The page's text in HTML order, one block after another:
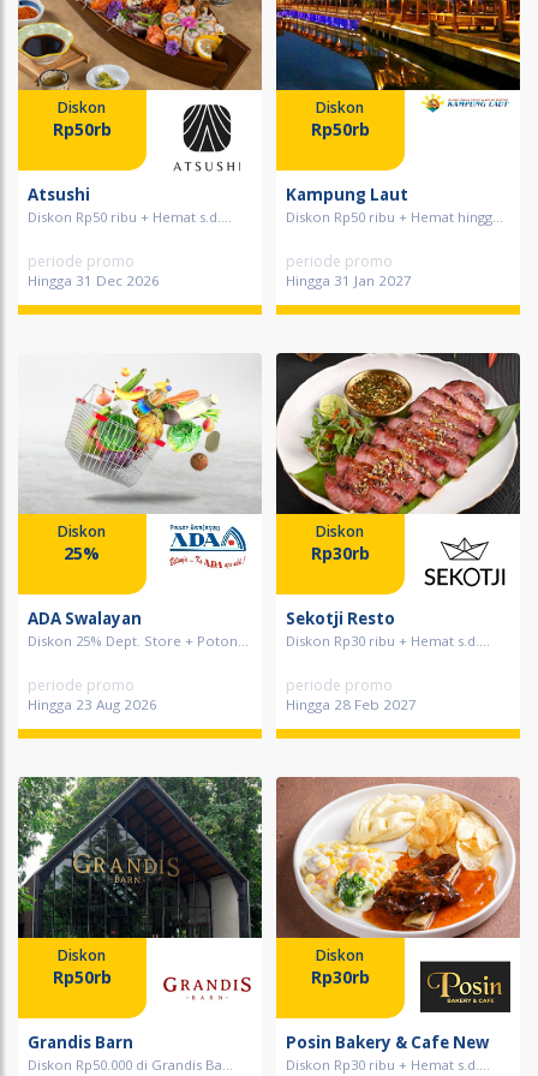
Diskon
Rp50rb
Atsushi
Diskon Rp50 ribu + Hemat s.d....
periode promo
Hingga 31 Dec 2026
Diskon
Rp50rb
Kampung Laut
Diskon Rp50 ribu + Hemat hingg...
periode promo
Hingga 31 Jan 2027
Diskon
25%
ADA Swalayan
Diskon 25% Dept. Store + Poton...
periode promo
Hingga 23 Aug 2026
Diskon
Rp30rb
Sekotji Resto
Diskon Rp30 ribu + Hemat s.d....
periode promo
Hingga 28 Feb 2027
Diskon
Rp50rb
Grandis Barn
Diskon Rp50.000 di Grandis Ba...
Diskon
Rp30rb
Posin Bakery & Cafe New
Diskon Rp30 ribu + Hemat s.d....